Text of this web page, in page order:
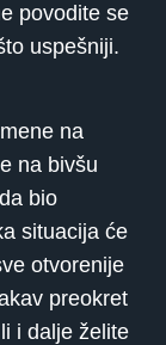
povodite se
uspešniji.
na
na bivšu
bio
situacija će
otvorenije
preokret
i dalje želite